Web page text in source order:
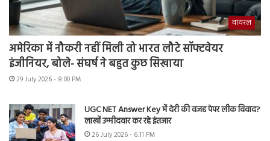
वायरल
अमेरिका में नौकरी नहीं मिली तो भारत लौटे सॉफ्टवेयर
इंजीनियर, बोले- संघर्ष ने बहुत कुछ सिखाया
29 July 2026 - 8:00 PM
UGC NET Answer Key में देरी की वजह पेपर लीक विवाद?
लाखों उम्मीदवार कर रहे इंतजार
26 July 2026 - 6:11 PM